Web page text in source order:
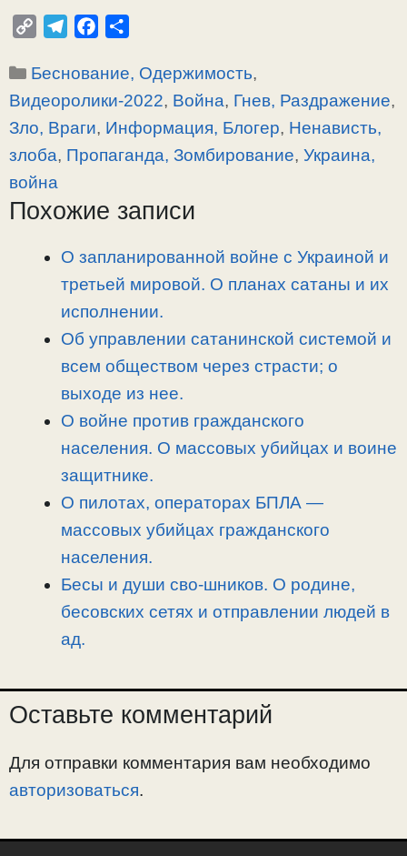
p
y
k
l
e
c
e
р
а
ь
Рубрики
Беснование, Одержимость,
Видеоролики-2022, Война, Гнев, Раздражение,
Зло, Враги, Информация, Блогер, Ненависть,
злоба, Пропаганда, Зомбирование, Украина,
война
Похожие записи
О запланированной войне с Украиной и
третьей мировой. О планах сатаны и их
исполнении.
Об управлении сатанинской системой и
всем обществом через страсти; о
выходе из нее.
О войне против гражданского
населения. О массовых убийцах и воине
защитнике.
О пилотах, операторах БПЛА —
массовых убийцах гражданского
населения.
Бесы и души сво-шников. О родине,
бесовских сетях и отправлении людей в
ад.
Оставьте комментарий
Для отправки комментария вам необходимо
авторизоваться.